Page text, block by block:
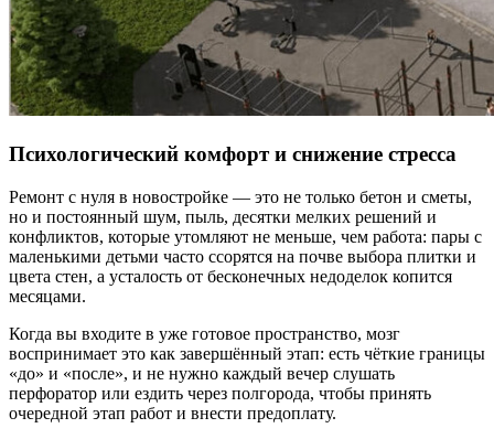
Психологический комфорт и снижение стресса
Ремонт с нуля в новостройке — это не только бетон и сметы,
но и постоянный шум, пыль, десятки мелких решений и
конфликтов, которые утомляют не меньше, чем работа: пары с
маленькими детьми часто ссорятся на почве выбора плитки и
цвета стен, а усталость от бесконечных недоделок копится
месяцами.
Когда вы входите в уже готовое пространство, мозг
воспринимает это как завершённый этап: есть чёткие границы
«до» и «после», и не нужно каждый вечер слушать
перфоратор или ездить через полгорода, чтобы принять
очередной этап работ и внести предоплату.